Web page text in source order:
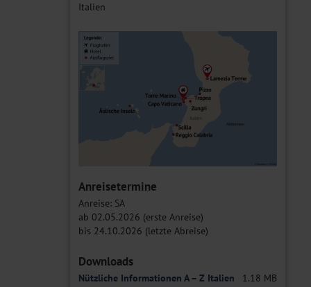
Italien
Anreisetermine
Anreise: SA
ab 02.05.2026 (erste Anreise)
bis 24.10.2026 (letzte Abreise)
Downloads
Nützliche Informationen A – Z Italien 1.18 MB